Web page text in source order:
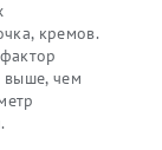
кремов.
выше, чем